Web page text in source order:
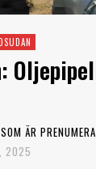
ÄR
2025